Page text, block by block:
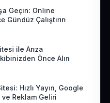
Geçin: Online
Gündüz Çalıştırın
ile Arıza
Önce Alın
Hızlı Yayın, Google
Reklam Geliri